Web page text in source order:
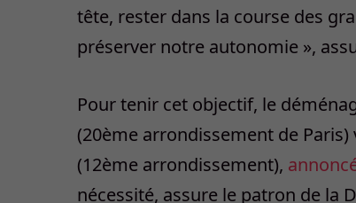
tête, rester dans la course des
préserver notre autonomie »,
Pour tenir cet objectif, le
(20ème arrondissement de Paris)
(12ème arrondissement), annonc
nécessité, assure le patron de la